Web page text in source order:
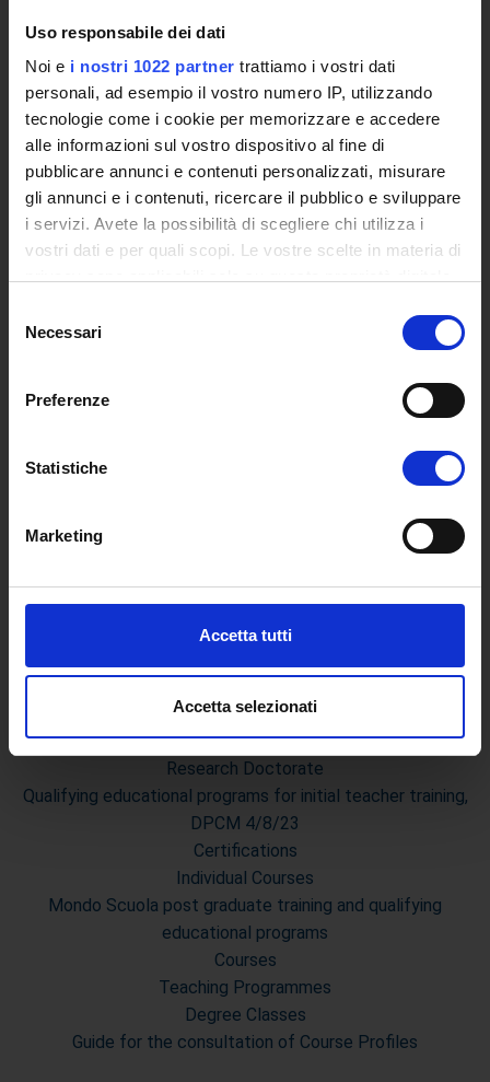
Uso responsabile dei dati
Noi e i nostri 1022 partner trattiamo i vostri dati
personali, ad esempio il vostro numero IP, utilizzando
tecnologie come i cookie per memorizzare e accedere
alle informazioni sul vostro dispositivo al fine di
pubblicare annunci e contenuti personalizzati, misurare
gli annunci e i contenuti, ricercare il pubblico e sviluppare
i servizi. Avete la possibilità di scegliere chi utilizza i
vostri dati e per quali scopi. Le vostre scelte in materia di
modificare o revocare il proprio consenso in qualsiasi
momento dalla Dichiarazione sui cookie o facendo clic
raccogliere informazioni sulla tua posizione
geografica, con un'approssimazione di qualche
Identificare il tuo dispositivo, scansionandolo
Approfondisci come vengono elaborati i tuoi dati personali
modificare o ritirare il tuo consenso in qualsiasi momento
dalla Dichiarazione sui cookie.
Utilizziamo i cookie per personalizzare contenuti ed
annunci, per fornire funzionalità dei social media e per
analizzare il nostro traffico. Condividiamo inoltre
informazioni sul modo in cui utilizza il nostro sito con i
nostri partner che si occupano di analisi dei dati web,
pubblicità e social media, i quali potrebbero combinarle
con altre informazioni che ha fornito loro o che hanno
raccolto dal suo utilizzo dei loro servizi.
delNecessari
Preferenze
Statistiche
Marketing
Accetta tutti
Accetta selezionati
UNIVERSITY
Video of the University
Promoting institution
The reasons behind a new University
Online University
Establishing Decree
Statute and regulations
Transparency Policy and Quality Assuranceà
Tender Announcements and Competitions
Institutional websites and interacademic projects
Rector Inbox
TEACHING
Degree Courses
Advanced training courses
Research Doctorate
Qualifying educational programs for initial teacher training,
DPCM 4/8/23
Certifications
Individual Courses
Mondo Scuola post graduate training and qualifying
educational programs
Courses
Teaching Programmes
Degree Classes
Guide for the consultation of Course Profiles